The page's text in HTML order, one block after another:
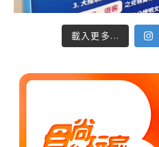
載入更多...